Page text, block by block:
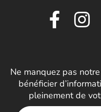
Ne manquez pas
bénéficier
pleinement de